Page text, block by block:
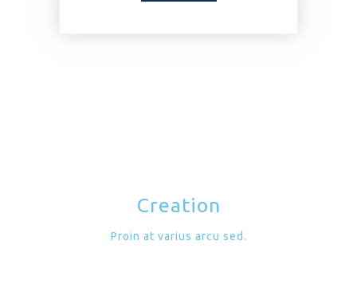
Creation
Proin at varius arcu sed.